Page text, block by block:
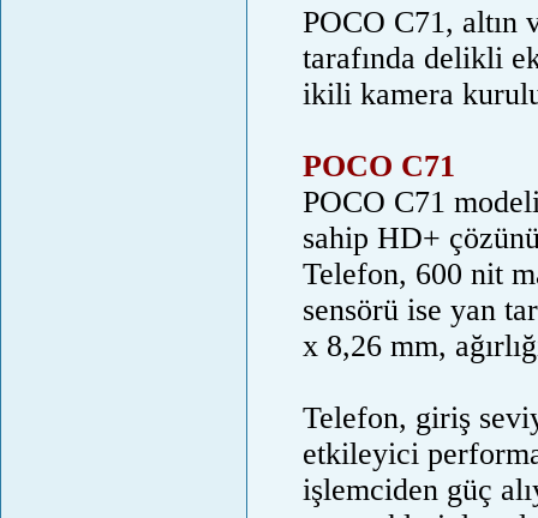
POCO C71, altın
tarafında delikli
ikili kamera
POCO C71
POCO C71
sahip HD+
Telefon, 600 nit
sensörü ise yan
x 8,26 mm,
Telefon, giriş
etkileyici
işlemciden güç